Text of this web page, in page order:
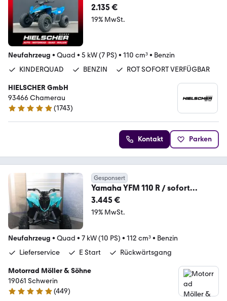
2.135 €
19% MwSt.
Neufahrzeug • Quad • 5 kW (7 PS) • 110 cm³• Benzin
KINDERQUAD
BENZIN ROT SOFORT VERFÜGBAR
HIELSCHER GmbH
93466 Chamerau
4.9 Sterne
(1743)
Kontakt Parken
Gesponsert
Yamaha YFM 110 R / sofort
verfügbar / Kinder Quad
3.445 €
19% MwSt.
Neufahrzeug • Quad • 7 kW (10 PS) • 112 cm³• Benzin
Lieferservice
E Start Rückwärtsgang
Motorrad Möller & Söhne
19061 Schwerin
4.8 Sterne
(449)